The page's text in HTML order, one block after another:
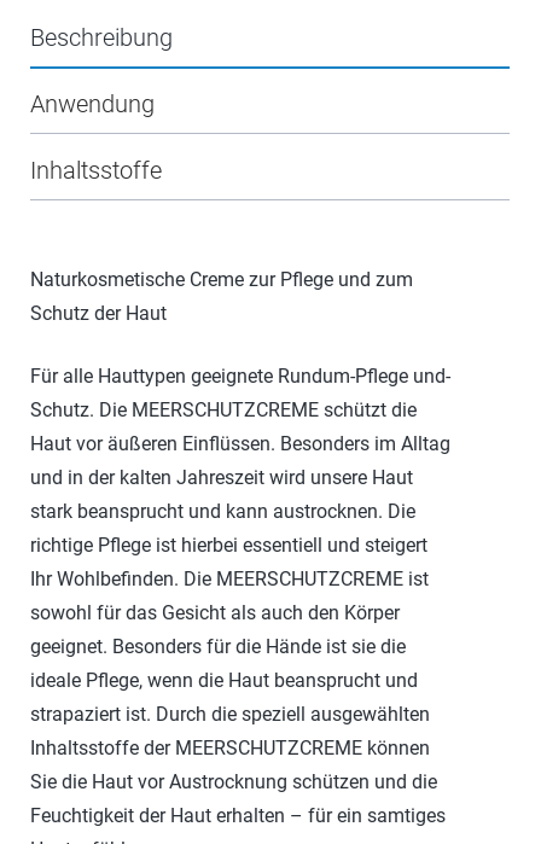
Beschreibung
Anwendung
Inhaltsstoffe
Naturkosmetische Creme zur Pflege und zum
Schutz der Haut
Für alle Hauttypen geeignete Rundum-Pflege und-
Schutz. Die MEERSCHUTZCREME schützt die
Haut vor äußeren Einflüssen. Besonders im Alltag
und in der kalten Jahreszeit wird unsere Haut
stark beansprucht und kann austrocknen. Die
richtige Pflege ist hierbei essentiell und steigert
Ihr Wohlbefinden. Die MEERSCHUTZCREME ist
sowohl für das Gesicht als auch den Körper
geeignet. Besonders für die Hände ist sie die
ideale Pflege, wenn die Haut beansprucht und
strapaziert ist. Durch die speziell ausgewählten
Inhaltsstoffe der MEERSCHUTZCREME können
Sie die Haut vor Austrocknung schützen und die
Feuchtigkeit der Haut erhalten – für ein samtiges